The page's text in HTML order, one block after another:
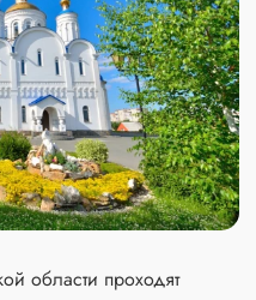
области проходят